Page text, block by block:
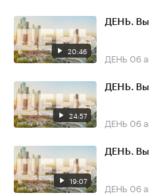
20:46
ДЕНЬ.
ДЕНЬ 06
24:57
ДЕНЬ.
ДЕНЬ 06
19:07
ДЕНЬ.
ДЕНЬ 06